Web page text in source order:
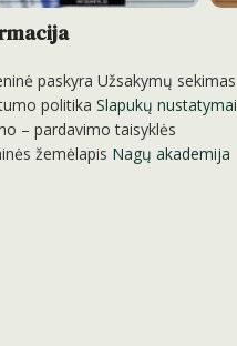
paskyra Užsakymų sekimas
politika Slapukų nustatymai
– pardavimo taisyklės
žemėlapis Nagų akademija